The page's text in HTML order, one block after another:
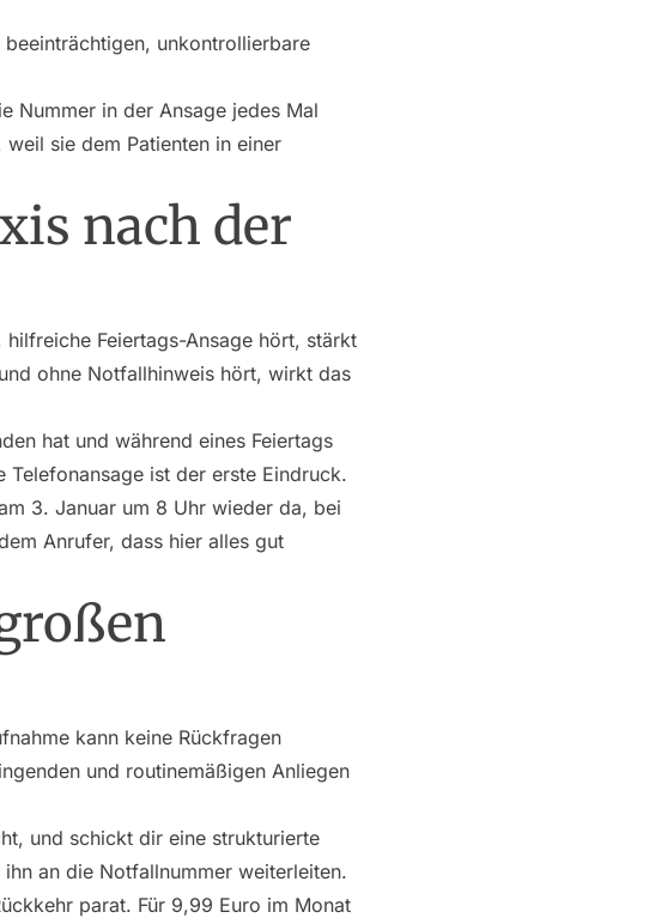
unkontrollierbare
Nummer in der Ansage jedes Mal
sie dem Patienten in einer
nach der
Feiertags-Ansage hört, stärkt
ohne Notfallhinweis hört, wirkt das
hat und während eines Feiertags
ist der erste Eindruck.
3. Januar um 8 Uhr wieder da, bei
Anrufer, dass hier alles gut
kann keine Rückfragen
und routinemäßigen Anliegen
und schickt dir eine strukturierte
an die Notfallnummer weiterleiten.
parat. Für 9,99 Euro im Monat